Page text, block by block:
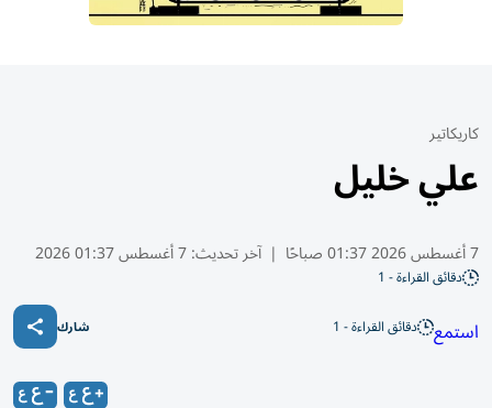
كاريكاتير
علي خليل
7 أغسطس 2026 01:37 صباحًا | آخر تحديث:7 أغسطس 01:37 2026
دقائق القراءة - 1
استمع دقائق القراءة - 1 شارك